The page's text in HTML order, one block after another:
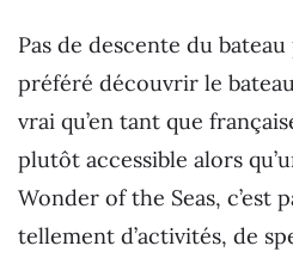
Pas de descente du
préféré découvrir le
vrai qu’en tant que
plutôt accessible alors
Wonder of the Seas, c’est
tellement d’activités, de